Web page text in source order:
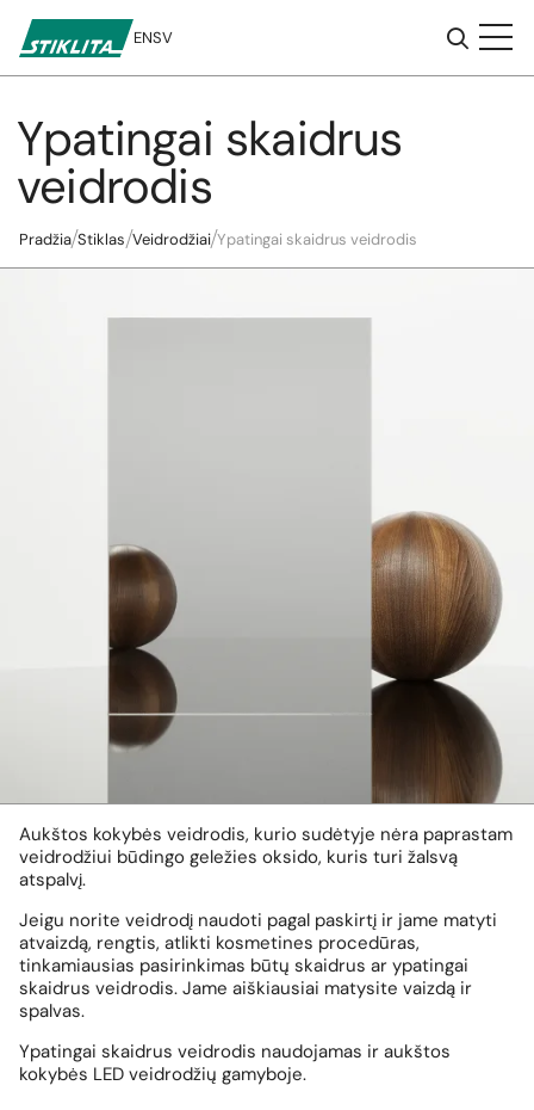
turinį
ENSV
Ypatingai skaidrus
veidrodis
Pradžia Stiklas Veidrodžiai Ypatingai skaidrus veidrodis
Aukštos kokybės veidrodis, kurio sudėtyje nėra paprastam
veidrodžiui būdingo geležies oksido, kuris turi žalsvą
atspalvį.
Jeigu norite veidrodį naudoti pagal paskirtį ir jame matyti
atvaizdą, rengtis, atlikti kosmetines procedūras,
tinkamiausias pasirinkimas būtų skaidrus ar ypatingai
skaidrus veidrodis. Jame aiškiausiai matysite vaizdą ir
spalvas.
Ypatingai skaidrus veidrodis naudojamas ir aukštos
kokybės LED veidrodžių gamyboje.